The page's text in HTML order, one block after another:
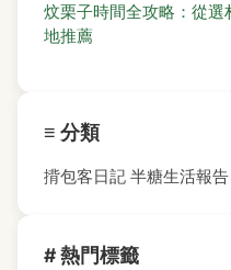
炆栗子時間全攻略：從
地推薦
≡ 分類
揹包客日記 半糖生活報告
# 熱門標籤